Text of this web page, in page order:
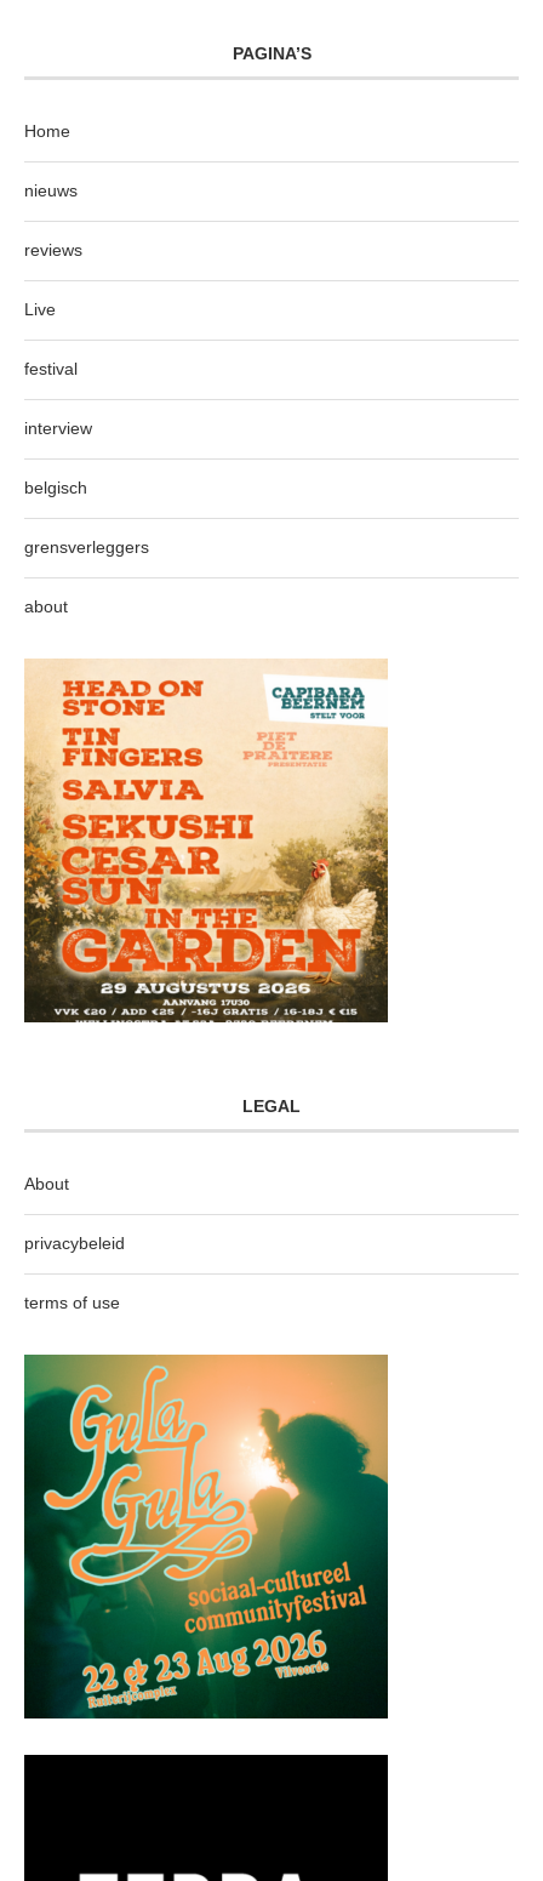
PAGINA’S
Home
nieuws
reviews
Live
festival
interview
belgisch
grensverleggers
about
LEGAL
About
privacybeleid
terms of use